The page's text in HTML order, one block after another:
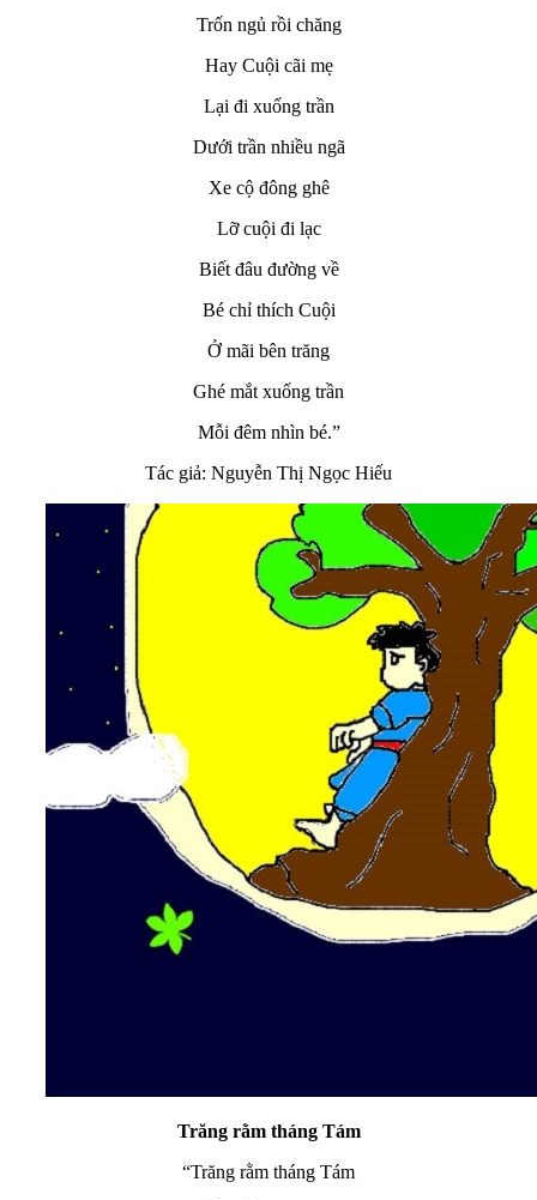
Trốn ngủ rồi chăng
Hay Cuội cãi mẹ
Lại đi xuống trần
Dưới trần nhiều ngã
Xe cộ đông ghê
Lỡ cuội đi lạc
Biết đâu đường về
Bé chỉ thích Cuội
Ở mãi bên trăng
Ghé mắt xuống trần
Mỗi đêm nhìn bé.”
Tác giả: Nguyễn Thị Ngọc Hiếu
Trăng rằm tháng Tám
“Trăng rằm tháng Tám